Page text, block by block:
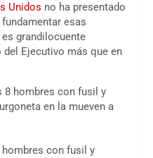
Unidos no ha presentado
esas
grandilocuente
Ejecutivo más que en
con fusil y